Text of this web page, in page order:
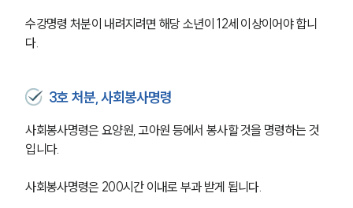
수강명령 처분이 내려지려면 해당 소년이 12세 이상이어야 합니
다.
3호 처분, 사회봉사명령
사회봉사명령은 요양원, 고아원 등에서 봉사할 것을 명령하는 것
입니다.
사회봉사명령은 200시간 이내로 부과 받게 됩니다.